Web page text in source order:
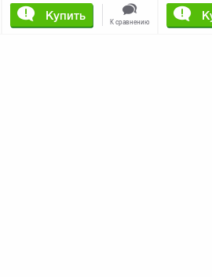
Купить
К сравнению